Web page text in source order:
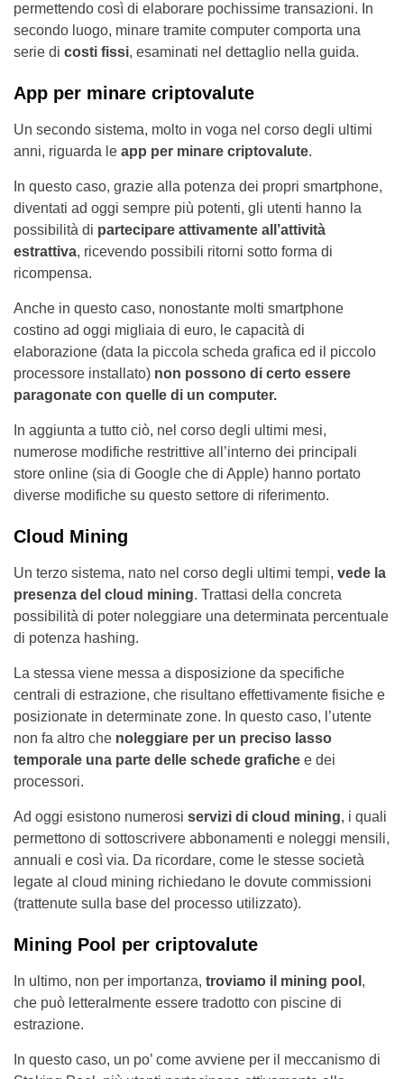
permettendo così di elaborare pochissime transazioni. In
secondo luogo, minare tramite computer comporta una
serie di costi fissi, esaminati nel dettaglio nella guida.
App per minare criptovalute
Un secondo sistema, molto in voga nel corso degli ultimi
anni, riguarda le app per minare criptovalute.
In questo caso, grazie alla potenza dei propri smartphone,
diventati ad oggi sempre più potenti, gli utenti hanno la
possibilità di partecipare attivamente all’attività
estrattiva, ricevendo possibili ritorni sotto forma di
ricompensa.
Anche in questo caso, nonostante molti smartphone
costino ad oggi migliaia di euro, le capacità di
elaborazione (data la piccola scheda grafica ed il piccolo
processore installato) non possono di certo essere
paragonate con quelle di un computer.
In aggiunta a tutto ciò, nel corso degli ultimi mesi,
numerose modifiche restrittive all’interno dei principali
store online (sia di Google che di Apple) hanno portato
diverse modifiche su questo settore di riferimento.
Cloud Mining
Un terzo sistema, nato nel corso degli ultimi tempi, vede la
presenza del cloud mining. Trattasi della concreta
possibilità di poter noleggiare una determinata percentuale
di potenza hashing.
La stessa viene messa a disposizione da specifiche
centrali di estrazione, che risultano effettivamente fisiche e
posizionate in determinate zone. In questo caso, l’utente
non fa altro che noleggiare per un preciso lasso
temporale una parte delle schede grafiche e dei
processori.
Ad oggi esistono numerosi servizi di cloud mining, i quali
permettono di sottoscrivere abbonamenti e noleggi mensili,
annuali e così via. Da ricordare, come le stesse società
legate al cloud mining richiedano le dovute commissioni
(trattenute sulla base del processo utilizzato).
Mining Pool per criptovalute
In ultimo, non per importanza, troviamo il mining pool ,
che può letteralmente essere tradotto con piscine di
estrazione.
In questo caso, un po’ come avviene per il meccanismo di